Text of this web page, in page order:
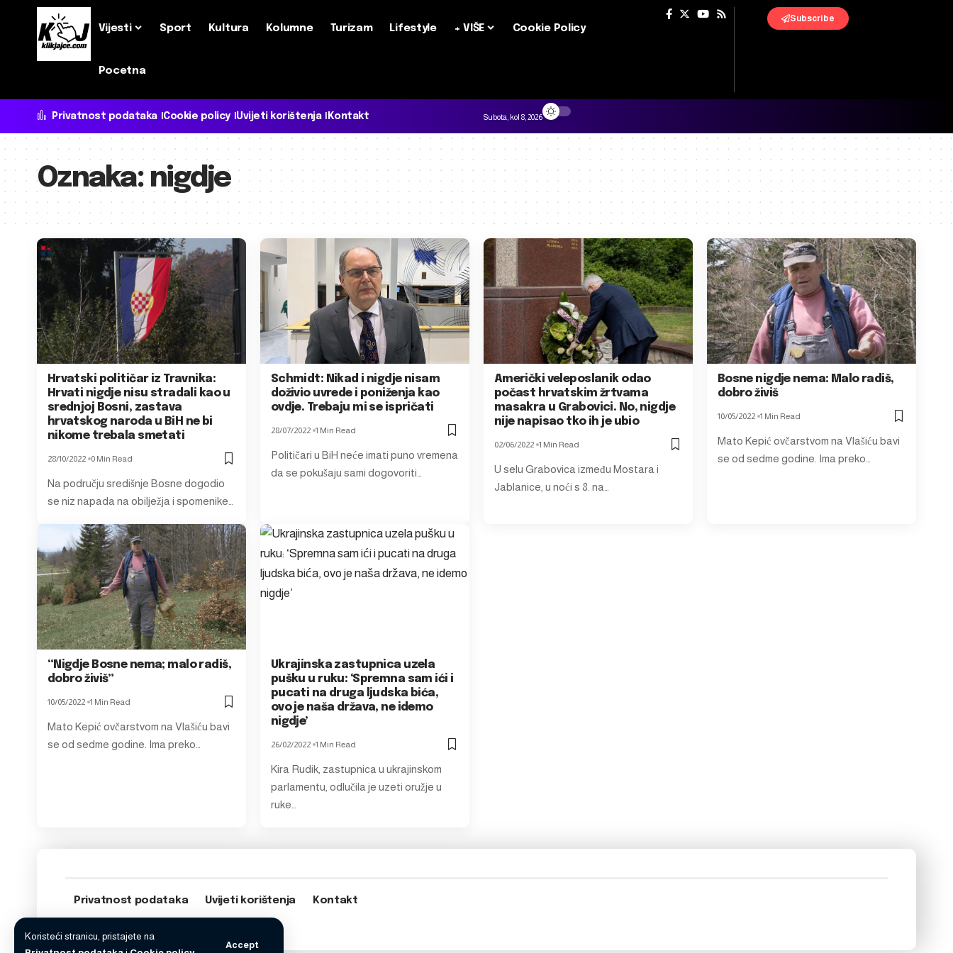
Koristeći stranicu, pristajete na
Accept
Vijesti Sport Kultura Kolumne Turizam Lifestyle + VIŠE Cookie Policy
Pocetna
Subscribe
Privatnost podataka Cookie policy Uvijeti korištenja Kontakt Subota, kol 8, 2026
Oznaka: nigdje
Hrvatski političar iz Travnika:
Hrvati nigdje nisu stradali kao u
srednjoj Bosni, zastava
hrvatskog naroda u BiH ne bi
nikome trebala smetati
28/10/2022 0 Min Read
Na području središnje Bosne dogodio
se niz napada na obilježja i spomenike…
Schmidt: Nikad i nigdje nisam
doživio uvrede i poniženja kao
ovdje. Trebaju mi se ispričati
28/07/2022 1 Min Read
Političari u BiH neće imati puno vremena
da se pokušaju sami dogovoriti…
Američki veleposlanik odao
počast hrvatskim žrtvama
masakra u Grabovici. No, nigdje
nije napisao tko ih je ubio
02/06/2022 1 Min Read
U selu Grabovica između Mostara i
Jablanice, u noći s 8. na…
Bosne nigdje nema: Malo radiš,
dobro živiš
10/05/2022 1 Min Read
Mato Kepić ovčarstvom na Vlašiću bavi
se od sedme godine. Ima preko…
“Nigdje Bosne nema; malo radiš,
dobro živiš”
10/05/2022 1 Min Read
Mato Kepić ovčarstvom na Vlašiću bavi
se od sedme godine. Ima preko…
Ukrajinska zastupnica uzela
pušku u ruku: ‘Spremna sam ići i
pucati na druga ljudska bića,
ovo je naša država, ne idemo
nigdje’
26/02/2022 1 Min Read
Kira Rudik, zastupnica u ukrajinskom
parlamentu, odlučila je uzeti oružje u
ruke…
Privatnost podataka Uvijeti korištenja Kontakt